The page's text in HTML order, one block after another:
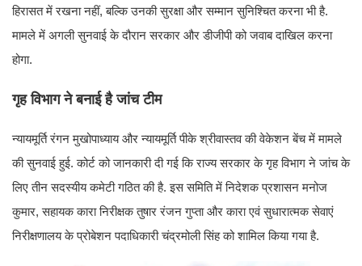
हिरासत में रखना नहीं, बल्कि उनकी सुरक्षा और सम्मान सुनिश्चित करना भी है.
मामले में अगली सुनवाई के दौरान सरकार और डीजीपी को जवाब दाखिल करना
होगा.
गृह विभाग ने बनाई है जांच टीम
न्यायमूर्ति रंगन मुखोपाध्याय और न्यायमूर्ति पीके श्रीवास्तव की वेकेशन बेंच में मामले
की सुनवाई हुई. कोर्ट को जानकारी दी गई कि राज्य सरकार के गृह विभाग ने जांच के
लिए तीन सदस्यीय कमेटी गठित की है. इस समिति में निदेशक प्रशासन मनोज
कुमार, सहायक कारा निरीक्षक तुषार रंजन गुप्ता और कारा एवं सुधारात्मक सेवाएं
निरीक्षणालय के प्रोबेशन पदाधिकारी चंद्रमोली सिंह को शामिल किया गया है.